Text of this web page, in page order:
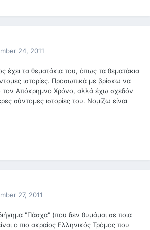
24, 2011
έχει τα θεματάκια του, όπως τα θεματάκια
ιστορίες. Προσωπικά με βρίσκω να
τον Απόκρημνο Χρόνο, αλλά έχω σχεδόν
σύντομες ιστορίες του. Νομίζω είναι
27, 2011
"Πάσχα" (που δεν θυμάμαι σε ποια
ο πιο ακραίος Ελληνικός Τρόμος που